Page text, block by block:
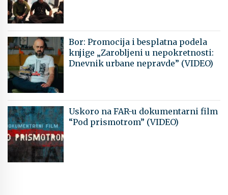
Bor: Promocija i besplatna podela
knjige „Zarobljeni u nepokretnosti:
Dnevnik urbane nepravde” (VIDEO)
Uskoro na FAR-u dokumentarni film
“Pod prismotrom” (VIDEO)